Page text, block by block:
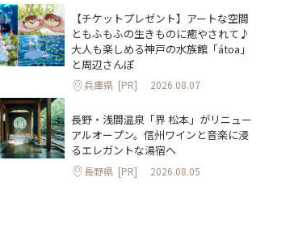
【チケットプレゼント】アートな空間
ともふもふの生きものに癒やされて♪
大人も楽しめる神戸の水族館「átoa」
と周辺さんぽ
兵庫県 [PR] 2026.08.07
長野・浅間温泉「界 松本」がリニュー
アルオープン。信州ワインと音楽に浸
るエレガントな湯宿へ
長野県 [PR] 2026.08.05